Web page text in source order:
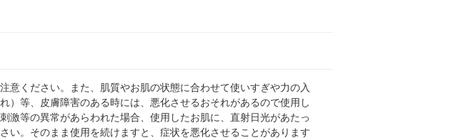
意ください。また、肌質やお肌の状態に合わせて使いすぎや力の入
）等、皮膚障害のある時には、悪化させるおそれがあるので使用し
激等の異常があらわれた場合、使用したお肌に、直射日光があたっ
い。そのまま使用を続けますと、症状を悪化させることがあります